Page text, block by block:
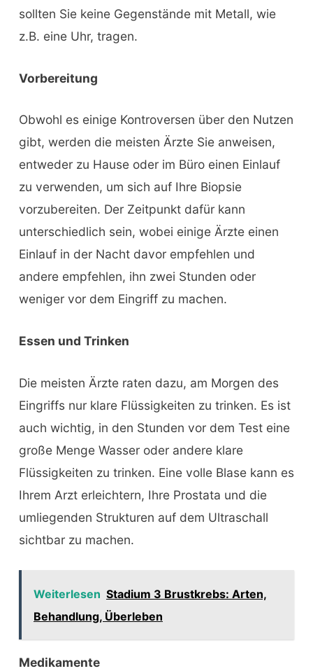
sollten Sie keine Gegenstände mit Metall, wie
z.B. eine Uhr, tragen.
Vorbereitung
Obwohl es einige Kontroversen über den Nutzen
gibt, werden die meisten Ärzte Sie anweisen,
entweder zu Hause oder im Büro einen Einlauf
zu verwenden, um sich auf Ihre Biopsie
vorzubereiten. Der Zeitpunkt dafür kann
unterschiedlich sein, wobei einige Ärzte einen
Einlauf in der Nacht davor empfehlen und
andere empfehlen, ihn zwei Stunden oder
weniger vor dem Eingriff zu machen.
Essen und Trinken
Die meisten Ärzte raten dazu, am Morgen des
Eingriffs nur klare Flüssigkeiten zu trinken. Es ist
auch wichtig, in den Stunden vor dem Test eine
große Menge Wasser oder andere klare
Flüssigkeiten zu trinken. Eine volle Blase kann es
Ihrem Arzt erleichtern, Ihre Prostata und die
umliegenden Strukturen auf dem Ultraschall
sichtbar zu machen.
Weiterlesen Stadium 3 Brustkrebs: Arten,
Behandlung, Überleben
Medikamente